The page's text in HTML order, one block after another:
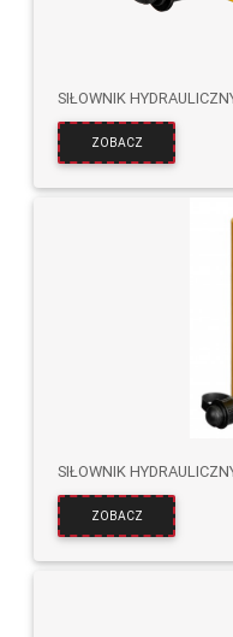
ZOBACZ
SIŁOWNIK
ZOBACZ